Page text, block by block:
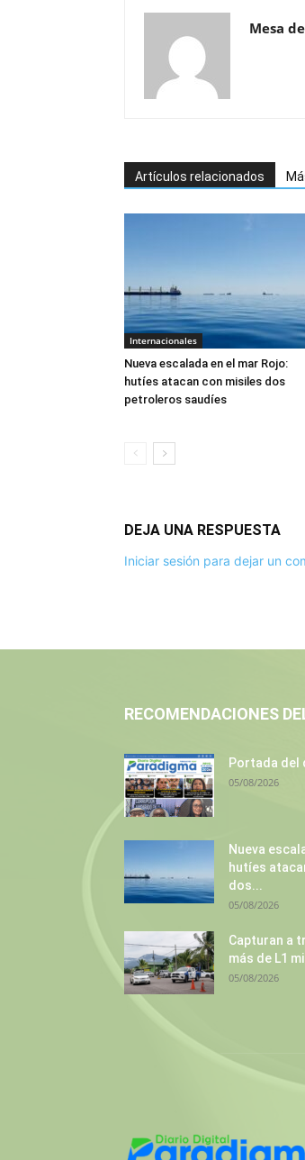
Mesa
Artículos relacionados
Internacionales
Nueva escalada en el mar Rojo:
hutíes atacan con misiles dos
petroleros saudíes
DEJA UNA RESPUESTA
Iniciar sesión para dejar un
RECOMENDACIONES
Portada del
05/08/2026
Nueva
hutíes
dos...
05/08/2026
Capturan a
más de L1
05/08/2026